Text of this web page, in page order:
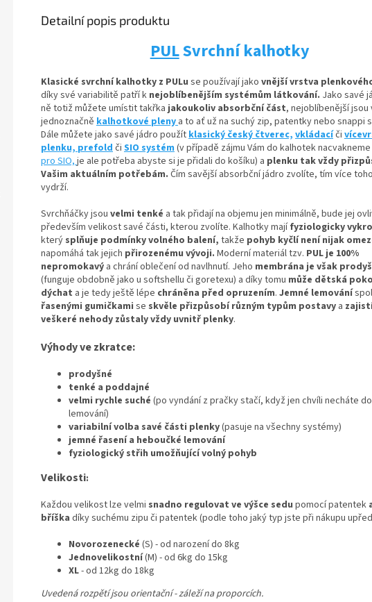
Detailní popis produktu
PULSvrchní kalhotky
Klasické svrchní kalhotky z PULu se používají jako vnější vrstva
díky své variabilitě patří k nejoblíbenějším systémům látkování. Jako savé
ně totiž můžete umístittakřkajakoukoliv absorbčníčást, nejoblíbenější jsou
jednoznačně kalhotkové pleny a to ať už na suchý zip, patentky nebo snappi
Dále můžete jako savé jádro použítklasický český čtverec, vkládacíči
plenku,prefoldči SIO systém(v případě zájmu Vám do kalhotek nacvakneme
pro SIO,je ale potřeba abyste si je přidali do košíku) a plenku tak vždy
Vašim aktuálním potřebám. Čím savější absorbční jádro zvolíte, tím více
vydrží.
Svrchňáčky jsou velmi tenké a tak přidají na objemu jen minimálně, bude jej
především velikost savé části, kterou zvolíte. Kalhotky majífyziologicky
který splňuje podmínky volného balení, takže pohyb kyčlí není nijak
napomáhá tak jejich přirozenému vývoji. Moderní materiál tzv. PUL je 100%
nepromokavý a chrání oblečení od navlhnutí. Jeho membrána je však
(funguje obdobně jako u softshellu či goretexu) a díky tomu může dětská
dýchat a je tedy ještě lépe chráněna před opruzením. Jemné lemování
řasenými gumičkami se skvěle přizpůsobí různým typům postavy a
veškeré nehody zůstaly vždy uvnitř plenky.
Výhody ve zkratce:
prodyšné
tenké a poddajné
velmi rychle suché (po vyndání z pračky stačí, když jen chvíli necháte
lemování)
variabilní volba savé části plenky(pasuje na všechny systémy)
jemné řasení a heboučké lemování
fyziologický střih umožňující volný pohyb
Velikosti:
Každou velikost lze velmi snadno regulovat ve výšce sedu pomocí patentek
bříška díky suchému zipu či patentek (podle toho jaký typ jste při nákupu
Novorozenecké (S) - od narození do 8kg
Jednovelikostní(M) - od 6kg do 15kg
XL- od 12kg do 18kg
Uvedená rozpětí jsou orientační - záleží na proporcích.